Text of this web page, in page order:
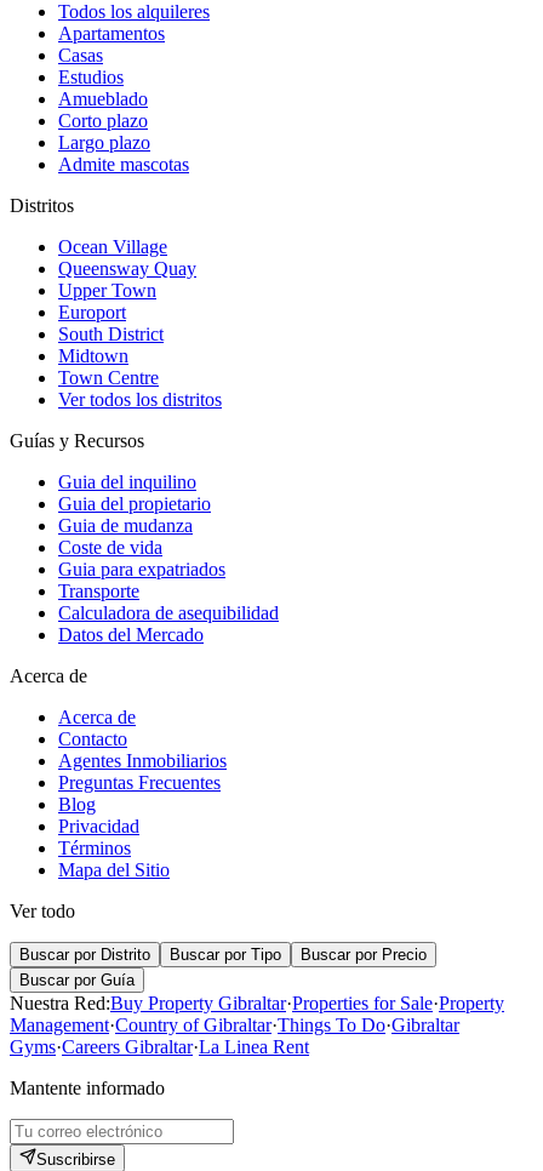
Todos los alquileres
Apartamentos
Casas
Estudios
Amueblado
Corto plazo
Largo plazo
Admite mascotas
Distritos
Ocean Village
Queensway Quay
Upper Town
Europort
South District
Midtown
Town Centre
Ver todos los distritos
Guías y Recursos
Guia del inquilino
Guia del propietario
Guia de mudanza
Coste de vida
Guia para expatriados
Transporte
Calculadora de asequibilidad
Datos del Mercado
Acerca de
Acerca de
Contacto
Agentes Inmobiliarios
Preguntas Frecuentes
Blog
Privacidad
Términos
Mapa del Sitio
Ver todo
Buscar por Distrito Buscar por Tipo
Buscar por Precio
Buscar por Guía
Nuestra Red:Buy Property Gibraltar·Properties for Sale·Property
Management·Country of Gibraltar·Things To Do·Gibraltar
Gyms·Careers Gibraltar·La Linea Rent
Mantente informado
Suscribirse